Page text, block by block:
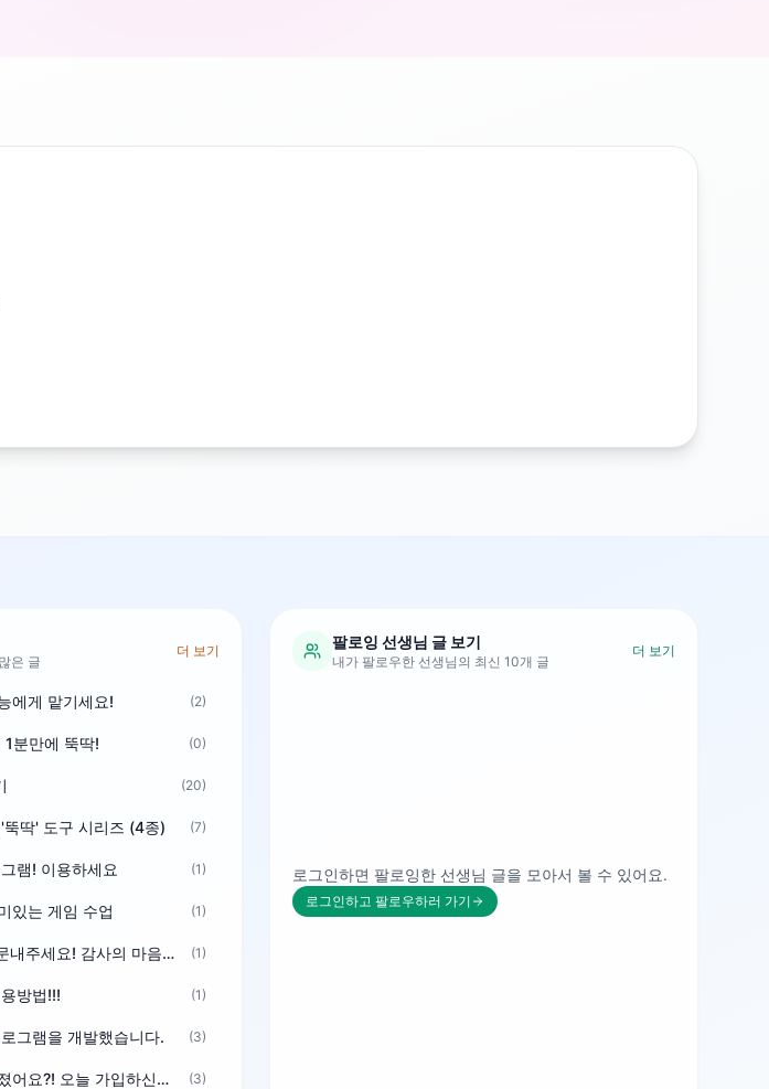
은 글
더 보기
에게 맡기세요! (2)
분만에 뚝딱! (0)
(20)
딱' 도구 시리즈 (4종) (7)
램! 이용하세요 (1)
있는 게임 수업 (1)
📢 ForEducator를 소문내주세요! 감사의 마음을 담은 포인트 선물 (1)
방법!!! (1)
그램을 개발했습니다. (3)
갑자기 사용자가 많아졌어요?! 오늘 가입하신분^^ (3)
팔로잉 선생님 글 보기
내가 팔로우한 선생님의 최신 10개 글
더 보기
로그인하면 팔로잉한 선생님 글을 모아서 볼 수 있어요.
로그인하고 팔로우하러 가기